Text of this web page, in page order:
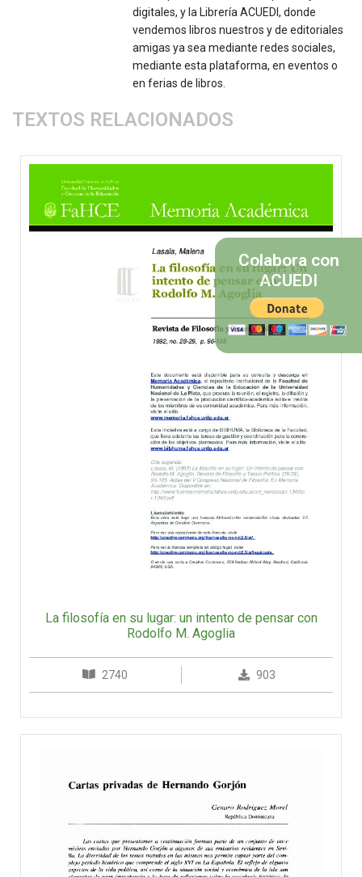
digitales, y la Librería ACUEDI, donde
vendemos libros nuestros y de editoriales
amigas ya sea mediante redes sociales,
mediante esta plataforma, en eventos o
en ferias de libros.
TEXTOS RELACIONADOS
La filosofía en su lugar: un intento de pensar con
Rodolfo M. Agoglia
2740 903
Colabora con
ACUEDI